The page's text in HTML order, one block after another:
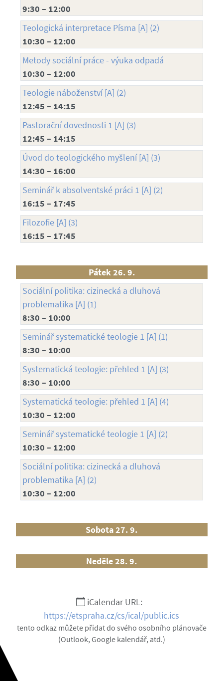
9:30 – 12:00
Teologická interpretace Písma [A] (2)
10:30 – 12:00
Metody sociální práce - výuka odpadá
10:30 – 12:00
Teologie náboženství [A] (2)
12:45 – 14:15
Pastorační dovednosti 1 [A] (3)
12:45 – 14:15
Úvod do teologického myšlení [A] (3)
14:30 – 16:00
Seminář k absolventské práci 1 [A] (2)
16:15 – 17:45
Filozofie [A] (3)
16:15 – 17:45
Pátek 26. 9.
Sociální politika: cizinecká a dluhová
problematika [A] (1)
8:30 – 10:00
Seminář systematické teologie 1 [A] (1)
8:30 – 10:00
Systematická teologie: přehled 1 [A] (3)
8:30 – 10:00
Systematická teologie: přehled 1 [A] (4)
10:30 – 12:00
Seminář systematické teologie 1 [A] (2)
10:30 – 12:00
Sociální politika: cizinecká a dluhová
problematika [A] (2)
10:30 – 12:00
Sobota 27. 9.
Neděle 28. 9.
iCalendar URL:
https://etspraha.cz/cs/ical/public.ics
tento odkaz můžete přidat do svého osobního plánovače
(Outlook, Google kalendář, atd.)